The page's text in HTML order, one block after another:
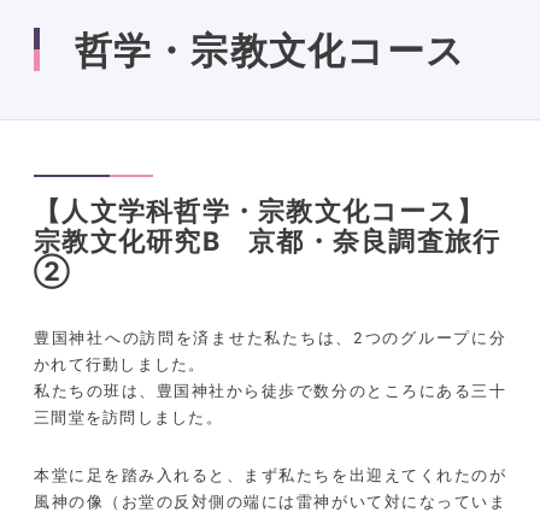
哲学・宗教文化コース
【人文学科哲学・宗教文化コース】
宗教文化研究B 京都・奈良調査旅行
②
豊国神社への訪問を済ませた私たちは、2つのグループに分
かれて行動しました。
私たちの班は、豊国神社から徒歩で数分のところにある三十
三間堂を訪問しました。
本堂に足を踏み入れると、まず私たちを出迎えてくれたのが
風神の像（お堂の反対側の端には雷神がいて対になっていま